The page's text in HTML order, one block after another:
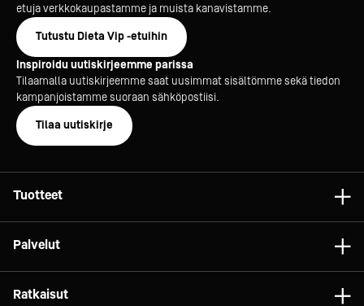
etuja verkkokaupastamme ja muista kanavistamme.
Tutustu Dieta Vip -etuihin
Inspiroidu uutiskirjeemme parissa
Tilaamalla uutiskirjeemme saat uusimmat sisältömme sekä tiedon
kampanjoistamme suoraan sähköpostiisi.
Tilaa uutiskirje
Tuotteet
Tarvikkeet
Palvelut
Konsultointi
Ratkaisut